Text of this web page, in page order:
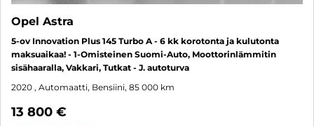
Opel Astra
5-ov Innovation Plus 145 Turbo A - 6 kk korotonta ja kulutonta
maksuaikaa! - 1-Omisteinen Suomi-Auto, Moottorinlämmitin
sisähaaralla, Vakkari, Tutkat - J. autoturva
2020 , Automaatti, Bensiini, 85 000 km
13 800 €